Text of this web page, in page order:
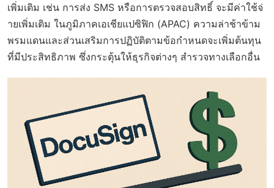
เพิ่มเติม เช่น การส่ง SMS หรือการตรวจสอบสิทธิ์ จะมีค่าใช้จ่
ายเพิ่มเติม ในภูมิภาคเอเชียแปซิฟิก (APAC) ความล่าช้าข้าม
พรมแดนและส่วนเสริมการปฏิบัติตามข้อกำหนดจะเพิ่มต้นทุน
ที่มีประสิทธิภาพ ซึ่งกระตุ้นให้ธุรกิจต่างๆ สำรวจทางเลือกอื่น